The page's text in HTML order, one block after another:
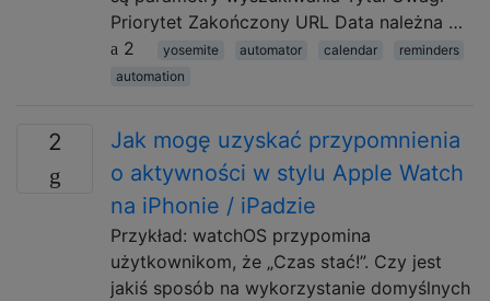
Priorytet Zakończony URL Data należna …
2
yosemite automator calendar
reminders
automation
2
Jak mogę uzyskać przypomnienia
o aktywności w stylu Apple Watch
na iPhonie / iPadzie
Przykład: watchOS przypomina
użytkownikom, że „Czas stać!”. Czy jest
jakiś sposób na wykorzystanie domyślnych